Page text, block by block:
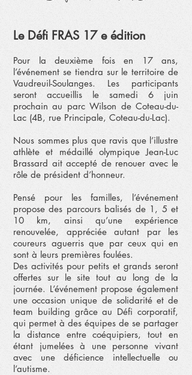
​​Le Défi FRAS 17 e édition
Pour la deuxième fois en 17 ans,
l’événement se tiendra sur le territoire de
Vaudreuil-Soulanges. Les participants
seront accueillis le samedi 6 juin
prochain au parc Wilson de Coteau-du-
Lac (4B, rue Principale, Coteau-du-Lac).
Nous sommes plus que ravis que l’illustre
athlète et médaillé olympique Jean-Luc
Brassard ait accepté de renouer avec le
rôle de président d’honneur.
Pensé pour les familles, l’événement
propose des parcours balisés de 1, 5 et
10 km, ainsi qu’une expérience
renouvelée, appréciée autant par les
coureurs aguerris que par ceux qui en
sont à leurs premières foulées.
Des activités pour petits et grands seront
offertes sur le site tout au long de la
journée. L’événement propose également
une occasion unique de solidarité et de
team building grâce au Défi corporatif,
qui permet à des équipes de se partager
la distance entre coéquipiers, tout en
étant jumelées à une personne vivant
avec une déficience intellectuelle ou
l’autisme.